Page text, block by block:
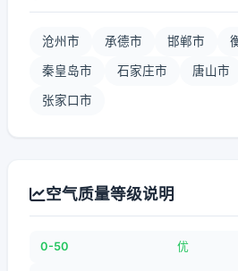
沧州市 承德市 邯郸市
秦皇岛市 石家庄市 唐山市
张家口市
空气质量等级说明
0-50 优